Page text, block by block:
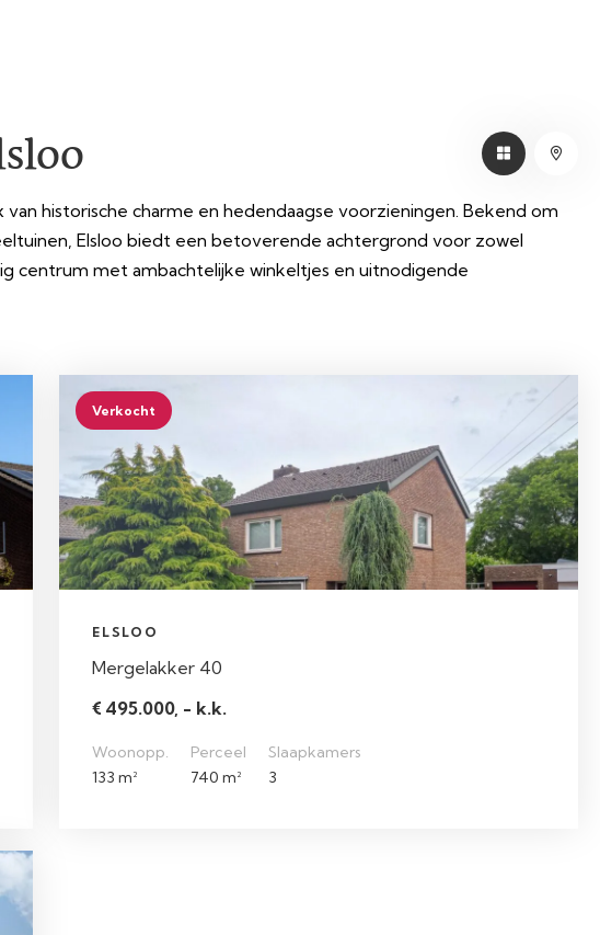
historische charme en hedendaagse voorzieningen. Bekend om
Elsloo biedt een betoverende achtergrond voor zowel
centrum met ambachtelijke winkeltjes en uitnodigende
Verkocht
ELSLOO
Mergelakker 40
€ 495.000, - k.k.
Woonopp.
133 m²
Perceel
740 m²
Slaapkamers
3